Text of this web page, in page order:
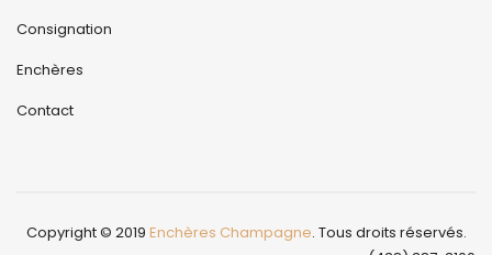
Consignation
Enchères
Contact
Copyright © 2019 Enchères Champagne. Tous droits réservés.